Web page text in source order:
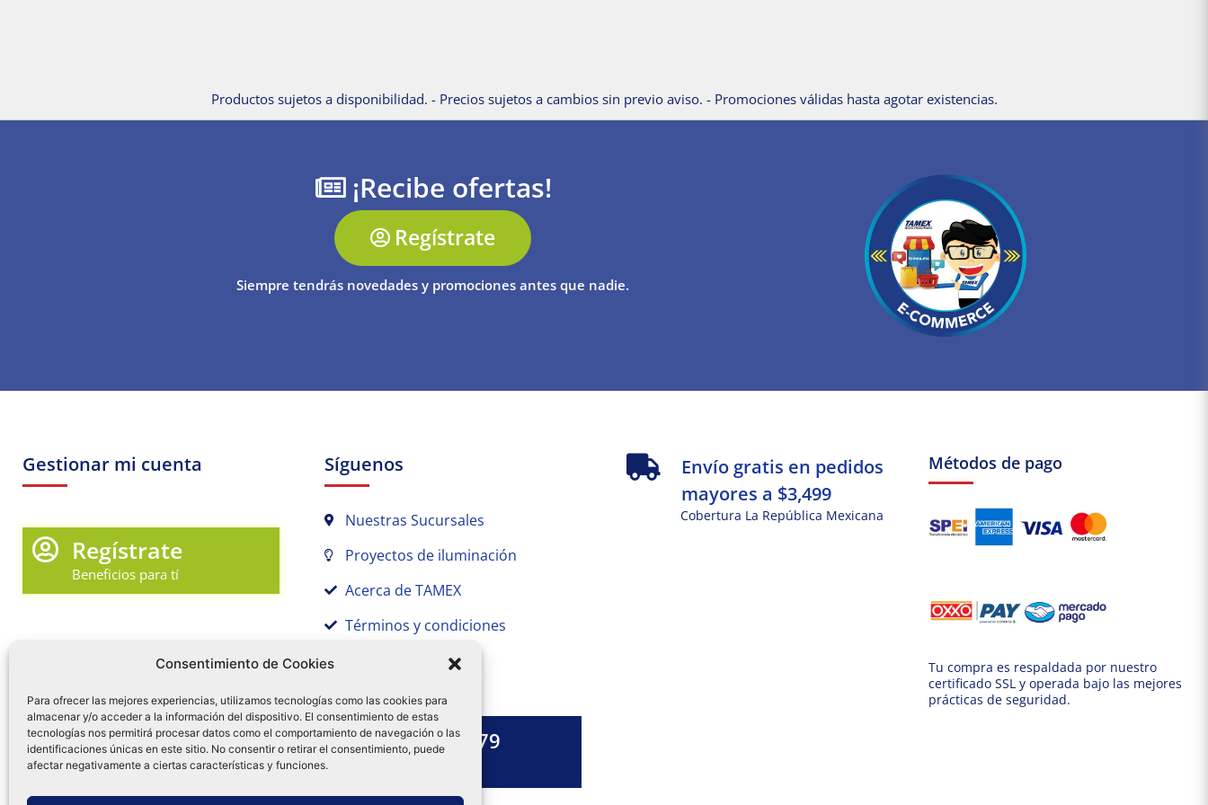
Consentimiento de Cookies
Para ofrecer las mejores experiencias, utilizamos tecnologías como las cookies para
almacenar y/o acceder a la información del dispositivo. El consentimiento de estas
tecnologías nos permitirá procesar datos como el comportamiento de navegación o las
identificaciones únicas en este sitio. No consentir o retirar el consentimiento, puede
afectar negativamente a ciertas características y funciones.
Productos sujetos a disponibilidad. - Precios sujetos a cambios sin previo aviso. - Promociones válidas hasta agotar existencias.
¡Recibe ofertas!
Regístrate
Siempre tendrás novedades y promociones antes que nadie.
Gestionar mi cuenta
Regístrate
Beneficios para tí
Mi Cuenta en Tamex
Mis Favoritos
Síguenos
Nuestras Sucursales
Proyectos de iluminación
Acerca de TAMEX
Términos y condiciones
Aviso de Privacidad
55 1328 13 79
Facebook-
Instagram
Linkedin-
Envío gratis en pedidos
mayores a $3,499
Cobertura La República Mexicana
Métodos de pago
Tu compra es respaldada por nuestro
certificado SSL y operada bajo las mejores
prácticas de seguridad.